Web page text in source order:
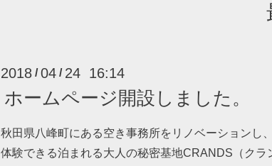
2018 /04 / 24 16:14
ホームページ開設しました。
秋田県八峰町にある空き事務所をリノベーションし
体験できる泊まれる大人の秘密基地CRANDS（クラ